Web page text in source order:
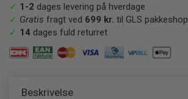
✓ 1-2 dages levering på hverdage
✓ Gratis fragt ved 699 kr. til GLS pakkeshop
✓ 14 dages fuld returret
Beskrivelse